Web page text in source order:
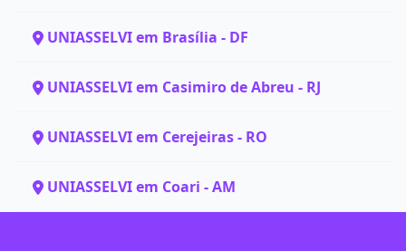
UNIASSELVI em Brasília - DF
UNIASSELVI em Casimiro de Abreu - RJ
UNIASSELVI em Cerejeiras - RO
UNIASSELVI em Coari - AM